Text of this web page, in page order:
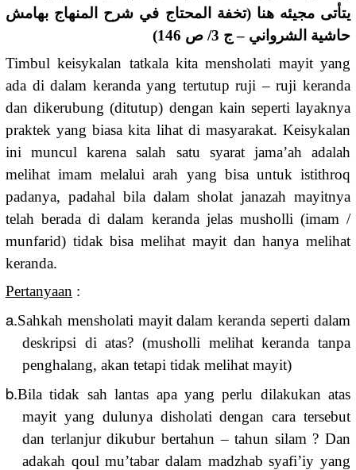
يتأتى مجيئه هنا (تخفة المحتاج في شرح المنهاج بهامش
حاشية الشرواني – ج 3/ ص 146)
Timbul keisykalan tatkala kita mensholati mayit yang
ada di dalam keranda yang tertutup ruji – ruji keranda
dan dikerubung (ditutup) dengan kain seperti layaknya
praktek yang biasa kita lihat di masyarakat. Keisykalan
ini muncul karena salah satu syarat jama’ah adalah
melihat imam melalui arah yang bisa untuk istithroq
padanya, padahal bila dalam sholat janazah mayitnya
telah berada di dalam keranda jelas musholli (imam /
munfarid) tidak bisa melihat mayit dan hanya melihat
keranda.
Pertanyaan :
a.Sahkah mensholati mayit dalam keranda seperti dalam
deskripsi di atas? (musholli melihat keranda tanpa
penghalang, akan tetapi tidak melihat mayit)
b.Bila tidak sah lantas apa yang perlu dilakukan atas
mayit yang dulunya disholati dengan cara tersebut
dan terlanjur dikubur bertahun – tahun silam ? Dan
adakah qoul mu’tabar dalam madzhab syafi’iy yang